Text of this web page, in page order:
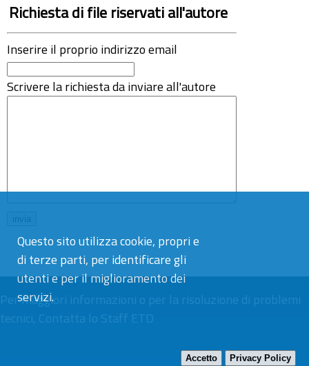
Questo sito utilizza cookie, propri e
di terze parti, per identificare gli
utenti e per il miglioramento dei
servizi.
Accetto Privacy Policy
Richiesta di file riservati all'autore
Inserire il proprio indirizzo email
Scrivere la richiesta da inviare all'autore
Per maggiori informazioni o per la risoluzione di problemi
tecnici, Contatta lo Staff ETD